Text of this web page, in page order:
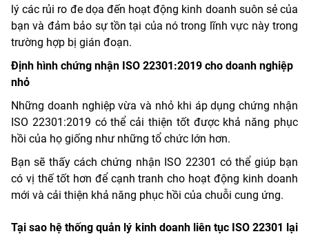
lý các rủi ro đe dọa đến hoạt động kinh doanh suôn sẻ của
bạn và đảm bảo sự tồn tại của nó trong lĩnh vực này trong
trường hợp bị gián đoạn.
Định hình chứng nhận ISO 22301:2019 cho doanh nghiệp
nhỏ
Những doanh nghiệp vừa và nhỏ khi áp dụng chứng nhận
ISO 22301:2019 có thể cải thiện tốt được khả năng phục
hồi của họ giống như những tổ chức lớn hơn.
Bạn sẽ thấy cách chứng nhận ISO 22301 có thể giúp bạn
có vị thế tốt hơn để cạnh tranh cho hoạt động kinh doanh
mới và cải thiện khả năng phục hồi của chuỗi cung ứng.
Tại sao hệ thống quản lý kinh doanh liên tục ISO 22301 lại